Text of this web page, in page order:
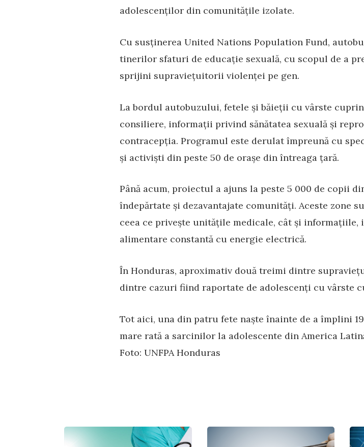
adolescenților din comunitățile izolate.
Cu susținerea United Nations Population Fund,
tinerilor sfaturi de educație sexuală, cu scopul de a
sprijini supraviețuitorii violenței pe gen.
La bordul autobuzului, fetele și băieții cu vârste
consiliere, informații privind sănătatea sexuală și
contracepția. Programul este derulat împreună cu
și activiști din peste 50 de orașe din întreaga țară.
Până acum, proiectul a ajuns la peste 5 000 de copii
îndepărtate și dezavantajate comunități. Aceste zone
ceea ce privește unitățile medicale, cât și
alimentare constantă cu energie electrică.
În Honduras, aproximativ două treimi dintre
dintre cazuri fiind raportate de adolescenți cu vârste
Tot aici, una din patru fete naște înainte de a împlini
mare rată a sarcinilor la adolescente din America
Foto: UNFPA Honduras